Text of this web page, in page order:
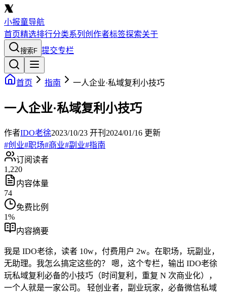
小报童导航
首页精选排行分类系列 创作者标签探索关于
搜索F 提交专栏
首页 指南 一人企业·私域复利小技巧
一人企业·私域复利小技巧
作者IDO老徐2023/10/23 开刊 2024/01/16 更新
#创业#职场#商业#副业#指南
订阅读者
1,220
内容体量
74
免费比例
1%
内容摘要
我是 IDO老徐，读者 10w，付费用户 2w。在职场，玩副业，
无助理。我怎么搞定这些的？ 嗯，这个专栏，输出 IDO老徐
玩私域复利必备的小技巧（时间复利，重复 N 次商业化），
一个人就是一家公司。 轻创业者，副业玩家，必备微信私域